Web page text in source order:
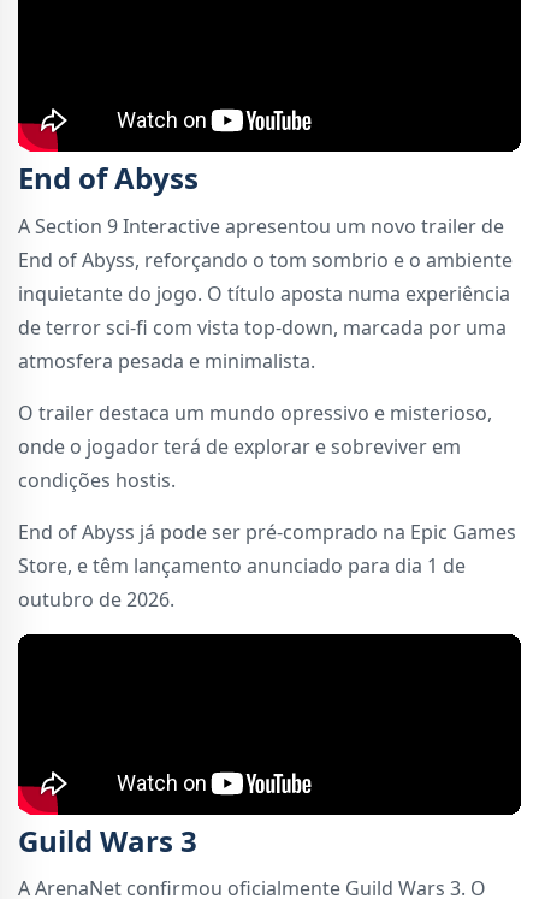
End of Abyss
A Section 9 Interactive apresentou um novo trailer de
End of Abyss, reforçando o tom sombrio e o ambiente
inquietante do jogo. O título aposta numa experiência
de terror sci-fi com vista top-down, marcada por uma
atmosfera pesada e minimalista.
O trailer destaca um mundo opressivo e misterioso,
onde o jogador terá de explorar e sobreviver em
condições hostis.
End of Abyss já pode ser pré-comprado na Epic Games
Store, e têm lançamento anunciado para dia 1 de
outubro de 2026.
Guild Wars 3
A ArenaNet confirmou oficialmente Guild Wars 3. O